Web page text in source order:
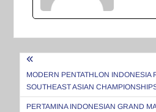
Navigasi
pos
MODERN PENTATHLON INDONESIA
SOUTHEAST ASIAN
PERTAMINA INDONESIAN GRAND